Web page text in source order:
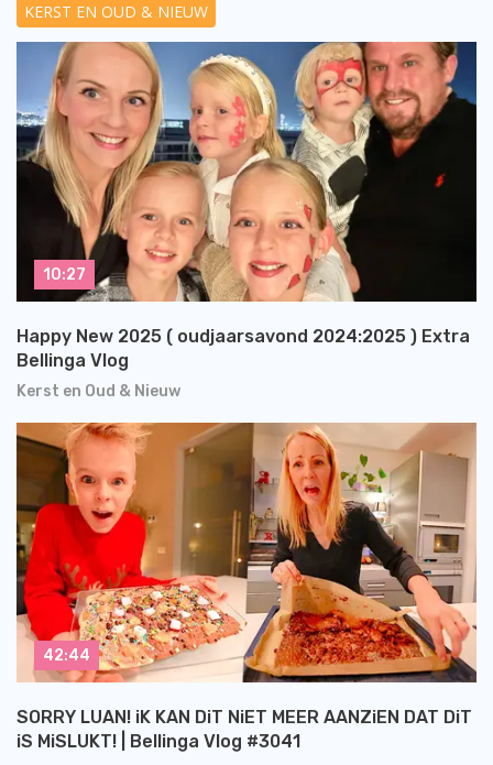
KERST EN OUD & NIEUW
Kerst en Oud & Nieuw
Happy New 2025 ( oudjaarsavond 2024:2025 ) Extra
Bellinga Vlog
10:27
SORRY LUAN! iK KAN DiT NiET MEER AANZiEN DAT DiT
iS MiSLUKT! | Bellinga Vlog #3041
42:44